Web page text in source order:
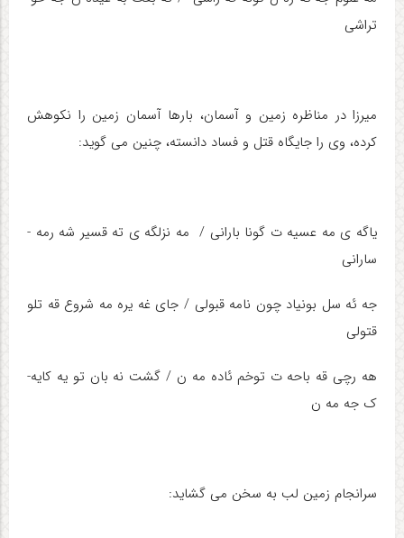
تراشی
میرزا در مناظره زمین و آسمان، بارها آسمان زمین را نکوهش
کرده، وی را جایگاه قتل و فساد دانسته، چنین می گوید:
یاگه­ ی مه ­عسیه­ ت گونا بارانی / مه­ نزل­گه­ ی ته ­قسیر شه ­رمه ­
سارانی
جه ئه­ سل بونیاد چون نامه­ قبولی / جای غه­ یره مه ­شروع قه­ تلو
قتولی
هه­ رچی قه­ باحه­ ت توخم ئاده­ مه ­ن / گشت نه­ بان تو یه­ کایه­
ک جه­ مه­ ن
سرانجام زمین لب به سخن می گشاید: